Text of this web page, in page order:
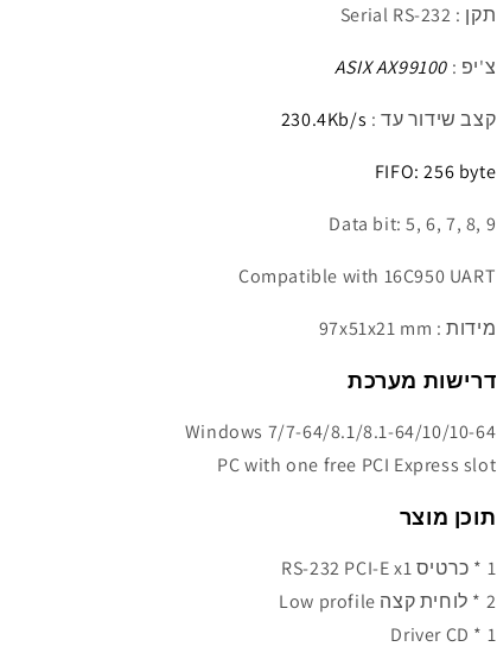
תקן : Serial RS-232
צ'יפ : ASIX AX99100
קצב שידור עד :
230.4Kb/s
FIFO: 256 byte
Data bit: 5, 6, 7, 8, 9
Compatible with 16C950 UART
מידות : 97x51x21 mm
דרישות מערכת
Windows 7/7-64/8.1/8.1-64/10/10-64
PC with one free PCI Express slot
תוכן מוצר
1 * כרטיס RS-232 PCI-E x1
2 * לוחית קצה Low profile
1 * Driver CD